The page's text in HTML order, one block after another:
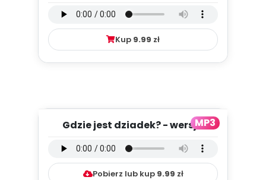
Kup 9.99 zł
MP3
Gdzie jest dziadek? - wersja
Pobierz lub kup 9.99 zł